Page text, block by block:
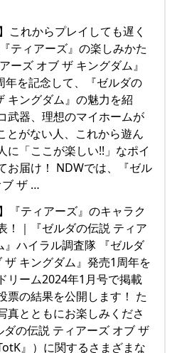
これからプレイしても遅く
ティアーズ』の楽しみかた
ーズ オブ ザ キングダム』
年を記念して、『ゼルダの
キングダム』の魅力を紹
武器、理想のマイホームが
とがない人、これから遊ん
に「ここが楽しい!!」なポイ
お届け！ NDWでは、『ゼル
ブ ザ …
『ティアーズ』のキャラク
！｜『ゼルダの伝説 ティア
』ハイラル調査隊 『ゼルダ
キングダム』発売1周年を
リーム2024年1月号で掲載
票の結果を公開します！ た
真とともにお楽しみくださ
の伝説 ティアーズ オブ ザ
』）に関するさまざまな